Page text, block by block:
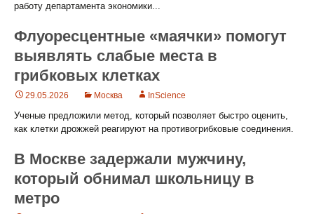
работу департамента экономики...
Флуоресцентные «маячки» помогут
выявлять слабые места в
грибковых клетках
29.05.2026 Москва InScience
Ученые предложили метод, который позволяет быстро оценить,
как клетки дрожжей реагируют на противогрибковые соединения.
В Москве задержали мужчину,
который обнимал школьницу в
метро